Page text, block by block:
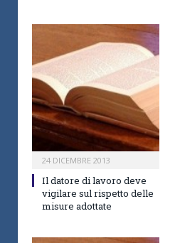
24 DICEMBRE 2013
Il datore di lavoro deve
vigilare sul rispetto delle
misure adottate